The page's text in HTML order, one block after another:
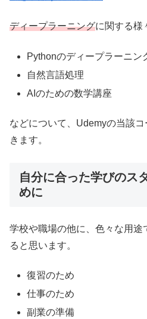
ディープラーニングに関する様
Pythonのディープラーニン
自然言語処理
AIのための数学講座
などについて、Udemyの当該
きます。
自分に合った学びのス
めに
学校や職場の他に、色々な用途
ると思います。
復習のため
仕事のため
副業の準備